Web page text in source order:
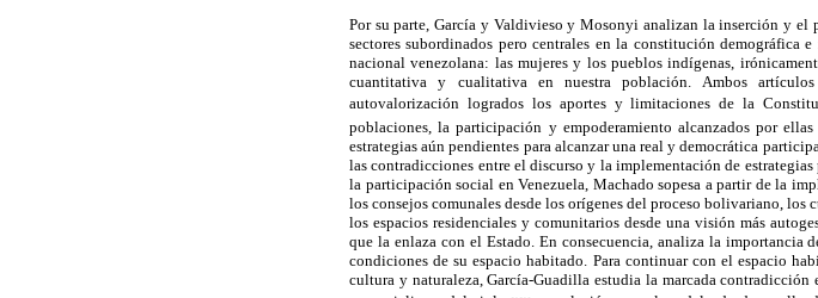
Por su parte, García y Valdivieso y Mosonyi analizan la inserción y
sectores subordinados pero centrales en la constitución
nacional venezolana: las mujeres y los pueblos indígenas,
cuantitativa y cualitativa en nuestra población. Ambos
autovalorización logrados los aportes y limitacionesde la
poblaciones,la participación y empoderamiento alcanzados por
estrategias aún pendientes para alcanzar una real y democrática
las contradicciones entre el discurso y la implementación de
la participación social en Venezuela, Machado sopesa a partir de la
los consejos comunales desde los orígenes del proceso bolivariano,
los espacios residenciales y comunitarios desde una visión más
que la enlaza con el Estado. En consecuencia, analiza la importancia
condiciones de su espacio habitado. Para continuar con el espacio
cultura y naturaleza, García-Guadilla estudia la marcada